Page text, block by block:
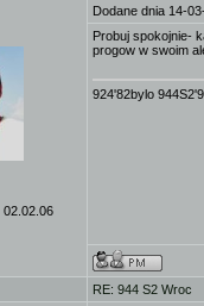
02.02.06
Dodane dnia 14-
Probuj spokojnie-
progow w swoim
924'82bylo
RE: 944 S2 Wroc